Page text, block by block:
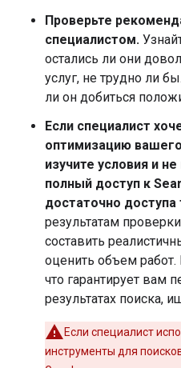
Проверьте
специалистом.
остались ли они
услуг, не трудно ли
ли он добиться
Если специалист
оптимизацию
изучите условия и
полный доступ к
достаточно доступа
результатам
составить
оценить объем работ.
что гарантирует вам
результатах поиска,
Если специалист
инструменты для